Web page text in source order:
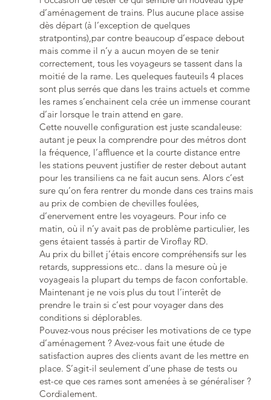
d’aménagement de trains. Plus aucune place assise
dès départ (à l’exception de quelques
stratpontins),par contre beaucoup d’espace debout
mais comme il n’y a aucun moyen de se tenir
correctement, tous les voyageurs se tassent dans la
moitié de la rame. Les queleques fauteuils 4 places
sont plus serrés que dans les trains actuels et comme
les rames s’enchainent cela crée un immense courant
d’air lorsque le train attend en gare.
Cette nouvelle configuration est juste scandaleuse:
autant je peux la comprendre pour des métros dont
la fréquence, l’affluence et la courte distance entre
les stations peuvent justifier de rester debout autant
pour les transiliens ca ne fait aucun sens. Alors c’est
sure qu’on fera rentrer du monde dans ces trains mais
au prix de combien de chevilles foulées,
d’enervement entre les voyageurs. Pour info ce
matin, où il n’y avait pas de problème particulier, les
gens étaient tassés à partir de Viroflay RD.
Au prix du billet j’étais encore compréhensifs sur les
retards, suppressions etc.. dans la mesure où je
voyageais la plupart du temps de facon confortable.
Maintenant je ne vois plus du tout l’interêt de
prendre le train si c’est pour voyager dans des
conditions si déplorables.
Pouvez-vous nous préciser les motivations de ce type
d’aménagement ? Avez-vous fait une étude de
satisfaction aupres des clients avant de les mettre en
place. S’agit-il seulement d’une phase de tests ou
est-ce que ces rames sont amenées à se généraliser ?
Cordialement.